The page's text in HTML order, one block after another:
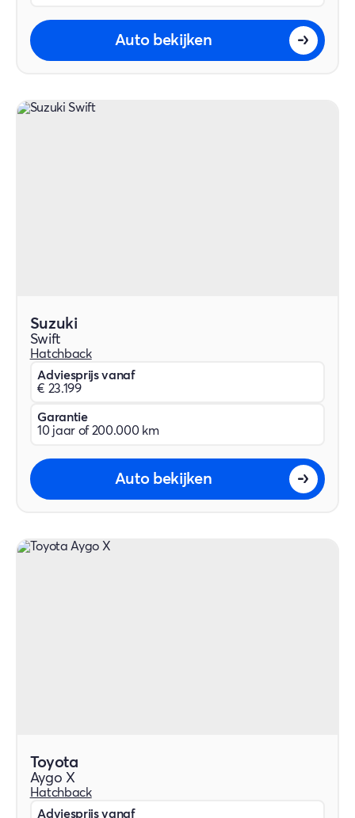
Auto bekijken
Suzuki
Swift
Hatchback
Adviesprijs vanaf
€ 23.199
Garantie
10 jaar of 200.000 km
Auto bekijken
Toyota
Aygo X
Hatchback
Adviesprijs vanaf